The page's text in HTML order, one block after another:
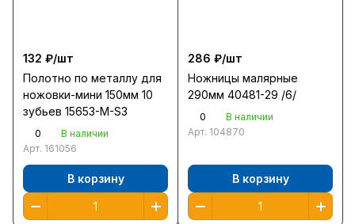
132 ₽/шт
Полотно по металлу для
ножовки-мини 150мм 10
зубьев 15653-M-S3
0
В наличии
Арт. 161056
В корзину
286 ₽/шт
Ножницы малярные
290мм 40481-29 /6/
0
В наличии
Арт. 104870
В корзину